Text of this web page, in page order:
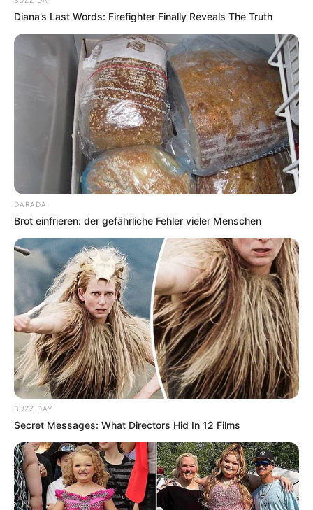
Diana’s Last Words: Firefighter Finally Reveals The Truth
DARADA
Brot einfrieren: der gefährliche Fehler vieler Menschen
BUZZ DAY
Secret Messages: What Directors Hid In 12 Films